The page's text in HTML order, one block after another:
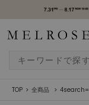
TOP 全商品 4search=